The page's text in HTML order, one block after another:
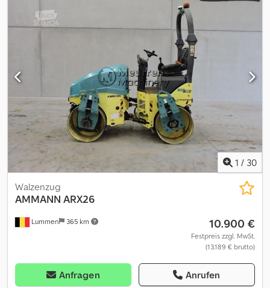
1 / 30
Lummen 365 km
Walzenzug
AMMANN ARX26
10.900 €
Festpreis zzgl. MwSt.
(13.189 € brutto)
Anfragen Anrufen